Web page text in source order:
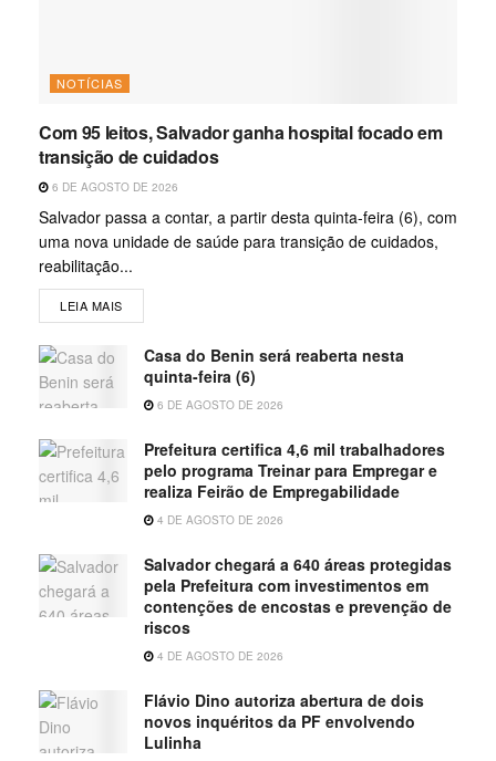
NOTÍCIAS
Com 95 leitos, Salvador ganha hospital focado em
transição de cuidados
6 DE AGOSTO DE 2026
Salvador passa a contar, a partir desta quinta-feira (6), com
uma nova unidade de saúde para transição de cuidados,
reabilitação...
LEIA MAIS
Casa do Benin será reaberta nesta
quinta-feira (6)
6 DE AGOSTO DE 2026
Prefeitura certifica 4,6 mil trabalhadores
pelo programa Treinar para Empregar e
realiza Feirão de Empregabilidade
4 DE AGOSTO DE 2026
Salvador chegará a 640 áreas protegidas
pela Prefeitura com investimentos em
contenções de encostas e prevenção de
riscos
4 DE AGOSTO DE 2026
Flávio Dino autoriza abertura de dois
novos inquéritos da PF envolvendo
Lulinha